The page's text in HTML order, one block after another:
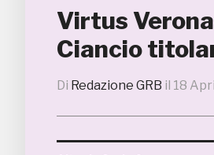
Virtus
Ciancio
Di Redazione GRB il 18